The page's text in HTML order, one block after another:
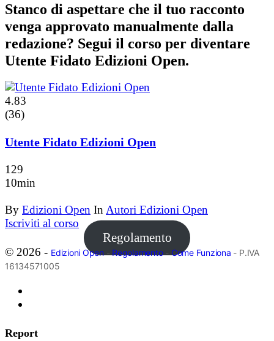
Stanco di aspettare che il tuo racconto
venga approvato manualmente dalla
redazione? Segui il corso per diventare
Utente Fidato Edizioni Open.
4.83
(36)
Utente Fidato Edizioni Open
129
10min
By Edizioni Open InAutori Edizioni Open
Iscriviti al corso
Regolamento
© 2026 - Edizioni Open-Regolamento-Come Funziona - P.IVA
16134571005
Report